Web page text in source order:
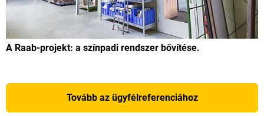
A Raab-projekt: a színpadi rendszer bővítése.
Tovább az ügyfélreferenciához